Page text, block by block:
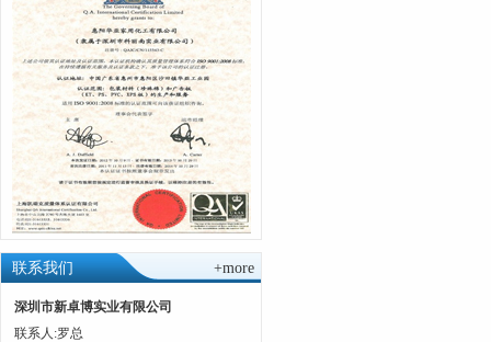
联系我们 +more
深圳市新卓博实业有限公司
联系人:罗总